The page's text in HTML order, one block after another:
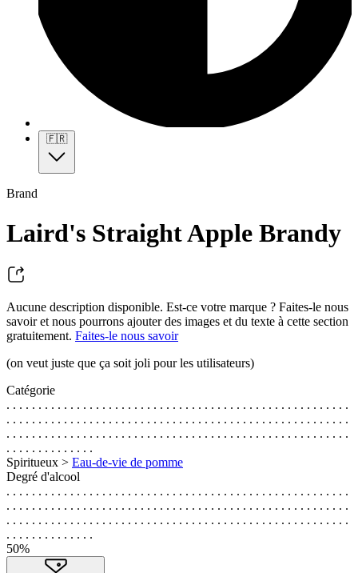
🇫🇷
Brand
Laird's Straight Apple Brandy
Aucune description disponible. Est-ce votre marque ? Faites-le nous
savoir et nous pourrons ajouter des images et du texte à cette section
gratuitement. Faites-le nous savoir
(on veut juste que ça soit joli pour les utilisateurs)
Catégorie
. . . . . . . . . . . . . . . . . . . . . . . . . . . . . . . . . . . . . . . . . . . . . . . . . . . . . .
. . . . . . . . . . . . . . . . . . . . . . . . . . . . . . . . . . . . . . . . . . . . . . . . . . . . . .
. . . . . . . . . . . . . . . . . . . . . . . . . . . . . . . . . . . . . . . . . . . . . . . . . . . . . .
. . . . . . . . . . . . . .
Spiritueux > Eau-de-vie de pomme
Degré d'alcool
. . . . . . . . . . . . . . . . . . . . . . . . . . . . . . . . . . . . . . . . . . . . . . . . . . . . . .
. . . . . . . . . . . . . . . . . . . . . . . . . . . . . . . . . . . . . . . . . . . . . . . . . . . . . .
. . . . . . . . . . . . . . . . . . . . . . . . . . . . . . . . . . . . . . . . . . . . . . . . . . . . . .
. . . . . . . . . . . . . .
50%